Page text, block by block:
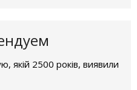
якій 2500 років, виявили